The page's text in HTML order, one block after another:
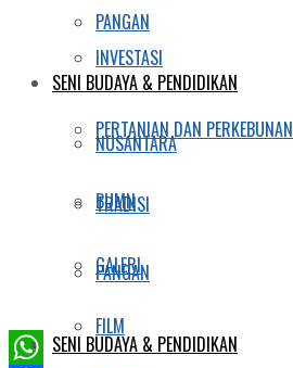
PANGAN
SENI BUDAYA & PENDIDIKAN
NUSANTARA
TRADISI
GALERI
FILM
INVESTASI
PERTANIAN DAN PERKEBUNAN
BUMN
PANGAN
SENI BUDAYA & PENDIDIKAN